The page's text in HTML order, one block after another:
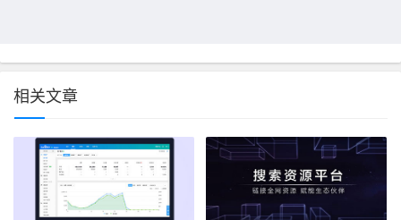
相关文章